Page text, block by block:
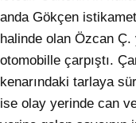
anda Gökçen
halinde olan Özcan Ç.
otomobille çarpıştı.
kenarındaki tarlaya
ise olay yerinde can